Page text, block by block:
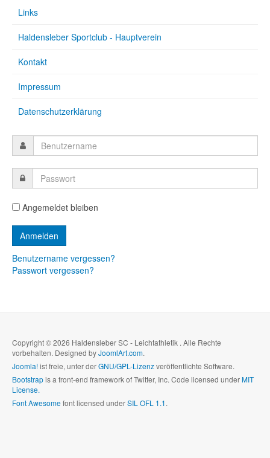
Links
Haldensleber Sportclub - Hauptverein
Kontakt
Impressum
Datenschutzerklärung
Angemeldet bleiben
Benutzername vergessen?
Passwort vergessen?
Copyright © 2026 Haldensleber SC - Leichtathletik . Alle Rechte
vorbehalten. Designed byJoomlArt.com.
Joomla!ist freie, unter derGNU/GPL-Lizenzveröffentlichte Software.
Bootstrapis a front-end framework of Twitter, Inc. Code licensed underMIT
License.
Font Awesomefont licensed underSIL OFL 1.1.